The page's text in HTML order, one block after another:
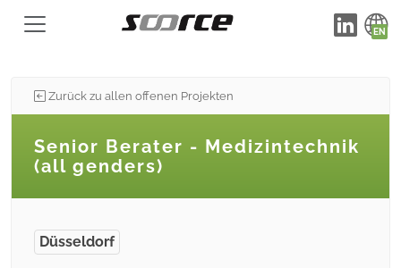
Zurück zu allen offenen Projekten
Senior Berater - Medizintechnik
(all genders)
Düsseldorf